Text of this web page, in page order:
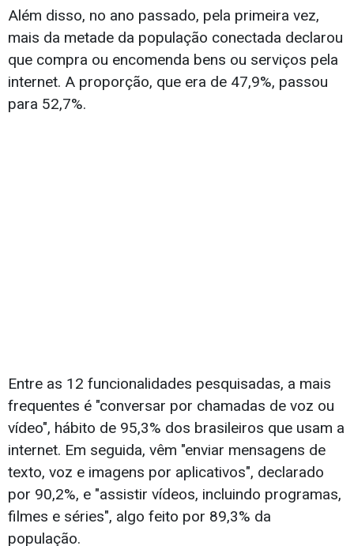
Além disso, no ano passado, pela primeira vez,
mais da metade da população conectada declarou
que compra ou encomenda bens ou serviços pela
internet. A proporção, que era de 47,9%, passou
para 52,7%.
Entre as 12 funcionalidades pesquisadas, a mais
frequentes é "conversar por chamadas de voz ou
vídeo", hábito de 95,3% dos brasileiros que usam a
internet. Em seguida, vêm "enviar mensagens de
texto, voz e imagens por aplicativos", declarado
por 90,2%, e "assistir vídeos, incluindo programas,
filmes e séries", algo feito por 89,3% da
população.